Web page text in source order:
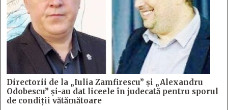
Directorii de la „Iulia Zamfirescu” și „Alexandru
Odobescu” și-au dat liceele în judecată pentru sporul
de condiții vătămătoare